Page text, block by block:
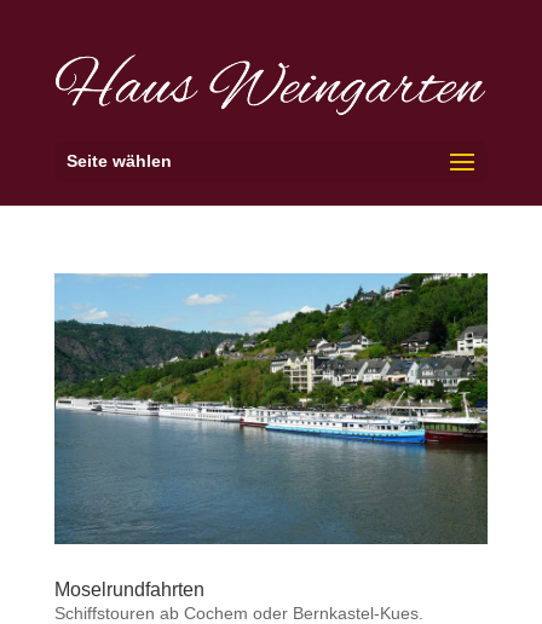
Seite wählen
Moselrundfahrten
Schiffstouren ab Cochem oder Bernkastel-Kues.